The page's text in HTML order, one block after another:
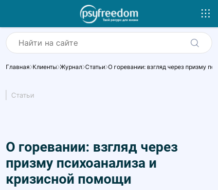
Главная Клиенты Журнал Статьи О горевании: взгляд через призму
Статьи
О горевании: взгляд через
призму психоанализа и
кризисной помощи